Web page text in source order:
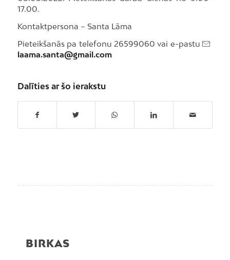
17.00.
Kontaktpersona – Santa Lāma
Pieteikšanās pa telefonu 26599060 vai e-pastu
laama.santa@gmail.com
Dalīties ar šo ierakstu
BIRKAS